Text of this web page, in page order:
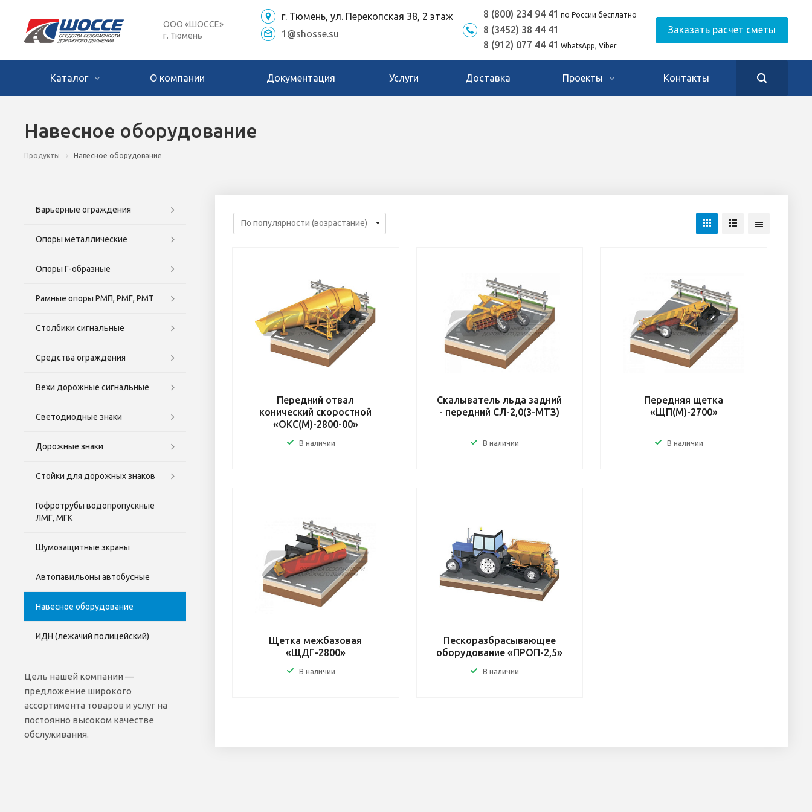
ООО «ШОССЕ»
г. Тюмень
8 (800) 234 94 41 по России бесплатно
8 (3452) 38 44 41
8 (912) 077 44 41 WhatsApp, Viber
Заказать расчет сметы
г. Тюмень, ул. Перекопская 38, 2 этаж
1@shosse.su
Каталог О компании Документация Услуги Доставка Проекты Контакты
Навесное оборудование
Продукты Навесное оборудование
Передний отвал
конический скоростной
«ОКС(М)-2800-00»
В наличии
Скалыватель льда задний
- передний СЛ-2,0(3-МТЗ)
В наличии
Передняя щетка
«ЩП(М)-2700»
В наличии
Щетка межбазовая
«ЩДГ-2800»
В наличии
Пескоразбрасывающее
оборудование «ПРОП-2,5»
В наличии
Барьерные ограждения
Опоры металлические
Опоры Г-образные
Рамные опоры РМП, РМГ, РМТ
Столбики сигнальные
Средства ограждения
Вехи дорожные сигнальные
Светодиодные знаки
Дорожные знаки
Стойки для дорожных знаков
Гофротрубы водопропускные
ЛМГ, МГК
Шумозащитные экраны
Автопавильоны автобусные
Навесное оборудование
ИДН (лежачий полицейский)
Цель нашей компании —
предложение широкого
ассортимента товаров и услуг на
постоянно высоком качестве
обслуживания.